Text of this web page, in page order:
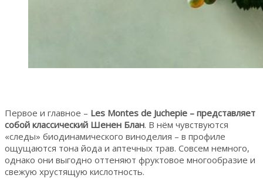
Первое и главное – Les Montes de Juchepie – представляет
собой классический Шенен Блан. В нём чувствуются
«следы» биодинамического виноделия – в профиле
ощущаются тона йода и аптечных трав. Совсем немного,
однако они выгодно оттеняют фруктовое многообразие и
свежую хрустящую кислотность.